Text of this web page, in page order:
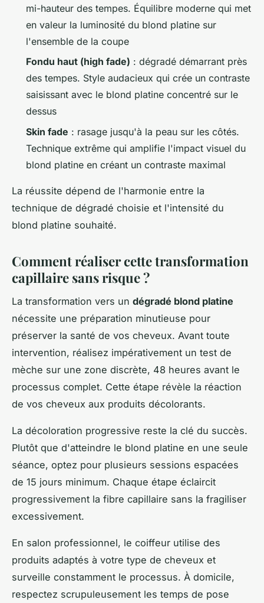
mi-hauteur des tempes. Équilibre moderne qui met
en valeur la luminosité du blond platine sur
l'ensemble de la coupe
Fondu haut (high fade) : dégradé démarrant près
des tempes. Style audacieux qui crée un contraste
saisissant avec le blond platine concentré sur le
dessus
Skin fade : rasage jusqu'à la peau sur les côtés.
Technique extrême qui amplifie l'impact visuel du
blond platine en créant un contraste maximal
La réussite dépend de l'harmonie entre la
technique de dégradé choisie et l'intensité du
blond platine souhaité.
Comment réaliser cette transformation
capillaire sans risque ?
La transformation vers un dégradé blond platine
nécessite une préparation minutieuse pour
préserver la santé de vos cheveux. Avant toute
intervention, réalisez impérativement un test de
mèche sur une zone discrète, 48 heures avant le
processus complet. Cette étape révèle la réaction
de vos cheveux aux produits décolorants.
La décoloration progressive reste la clé du succès.
Plutôt que d'atteindre le blond platine en une seule
séance, optez pour plusieurs sessions espacées
de 15 jours minimum. Chaque étape éclaircit
progressivement la fibre capillaire sans la fragiliser
excessivement.
En salon professionnel, le coiffeur utilise des
produits adaptés à votre type de cheveux et
surveille constamment le processus. À domicile,
respectez scrupuleusement les temps de pose